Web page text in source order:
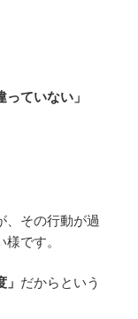
ていない」
、その行動が過
です。
」 だからという